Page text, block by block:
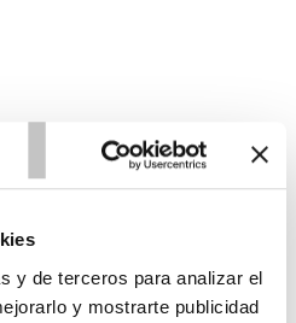
y de terceros para analizar el
y mostrarte publicidad